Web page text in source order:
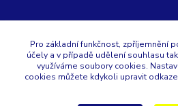
+420 353 567 257
Pro základní funkčnost, zpříjemnění
účely a v případě udělení souhlasu
využíváme soubory cookies.
cookies můžete kdykoli upravit